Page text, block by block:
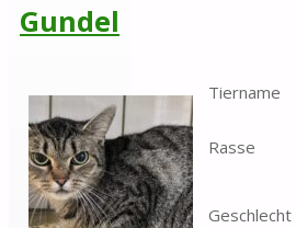
Gundel
Tiername
Rasse
Geschlecht